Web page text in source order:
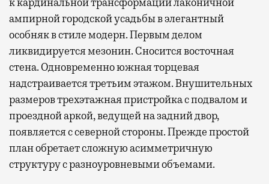
ампирной городской усадьбы в элегантный
особняк в стиле модерн. Первым делом
ликвидируется мезонин. Сносится восточная
стена. Одновременно южная торцевая
надстраивается третьим этажом. Внушительных
размеров трехэтажная пристройка с подвалом и
проездной аркой, ведущей на задний двор,
появляется с северной стороны. Прежде простой
план обретает сложную асимметричную
структуру с разноуровневыми объемами.